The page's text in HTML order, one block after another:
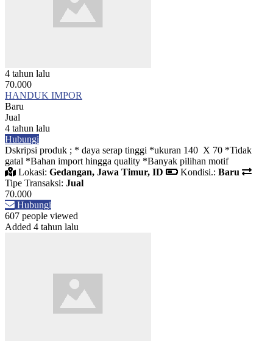
4 tahun lalu
70.000
HANDUK IMPOR
Baru
Jual
4 tahun lalu
Hubungi
Dskripsi produk ; * daya serap tinggi *ukuran 140 X 70 *Tidak
gatal *Bahan import hingga quality *Banyak pilihan motif
Lokasi: Gedangan, Jawa Timur, ID Kondisi.: Baru
Tipe Transaksi: Jual
70.000
Hubungi
607 people viewed
Added 4 tahun lalu